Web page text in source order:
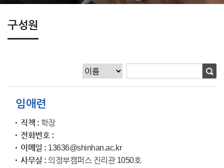
구성원
임애련
직책
학장
전화번호
이메일
13636@shinhan.ac.kr
사무실
의정부캠퍼스 진리관 1050호